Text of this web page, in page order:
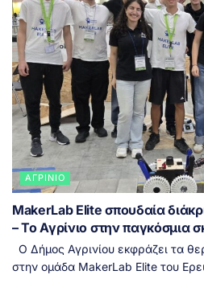
ΑΓΡΊΝΙΟ
MakerLab Elite σπουδαία
– Το Αγρίνιο στην παγκόσμια
Ο Δήμος Αγρινίου εκφράζει τα
στην ομάδα MakerLab Elite του